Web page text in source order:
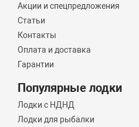
Акции и спецпредложения
Статьи
Контакты
Оплата и доставка
Гарантии
Популярные лодки
Лодки с НДНД
Лодки для рыбалки